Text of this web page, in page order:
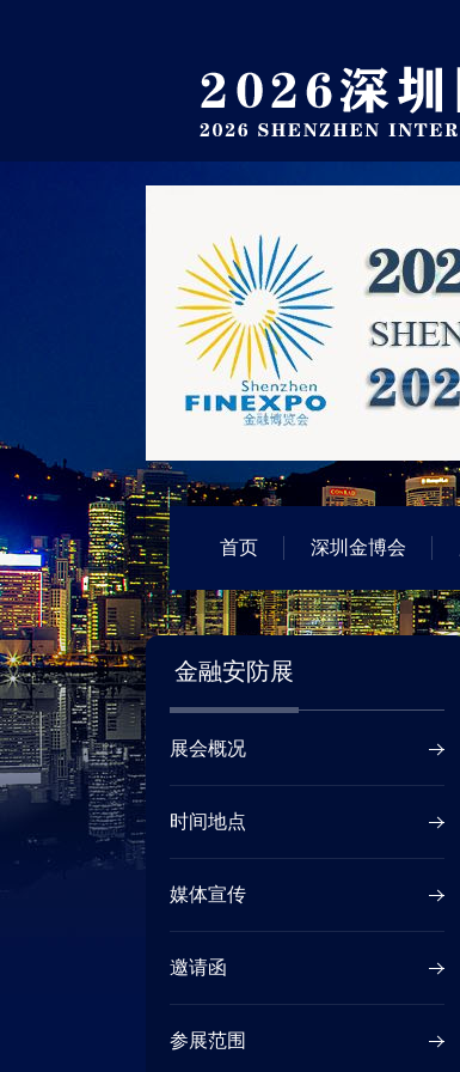
首页 深圳金博会
金融安防展
展会概况
时间地点
媒体宣传
邀请函
参展范围